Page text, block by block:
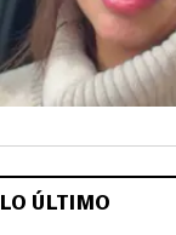
LO ÚLTIMO